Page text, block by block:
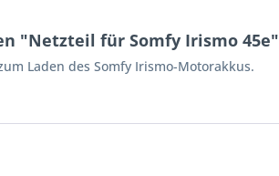
"Netzteil für Somfy Irismo 45e"
Laden des Somfy Irismo-Motorakkus.